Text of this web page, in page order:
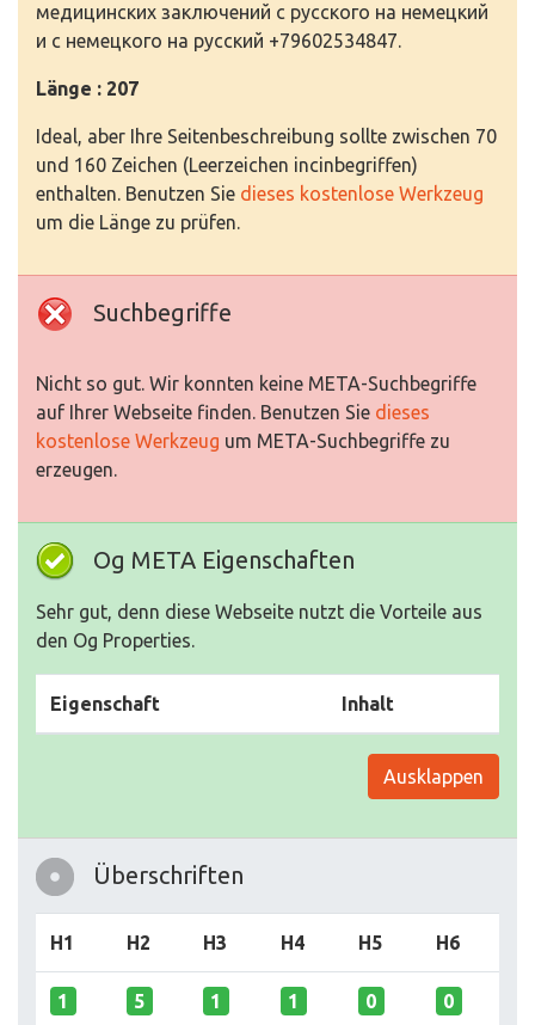
медицинских заключений с русского на немецкий
и с немецкого на русский +79602534847.
Länge : 207
Ideal, aber Ihre Seitenbeschreibung sollte zwischen 70
und 160 Zeichen (Leerzeichen incinbegriffen)
enthalten. Benutzen Sie dieses kostenlose Werkzeug
um die Länge zu prüfen.
Suchbegriffe
Nicht so gut. Wir konnten keine META-Suchbegriffe
auf Ihrer Webseite finden. Benutzen Sie dieses
kostenlose Werkzeug um META-Suchbegriffe zu
erzeugen.
Og META Eigenschaften
Sehr gut, denn diese Webseite nutzt die Vorteile aus
den Og Properties.
Eigenschaft Inhalt
Ausklappen
Überschriften
H1 H2 H3 H4 H5 H6
1 5 1 1 0 0